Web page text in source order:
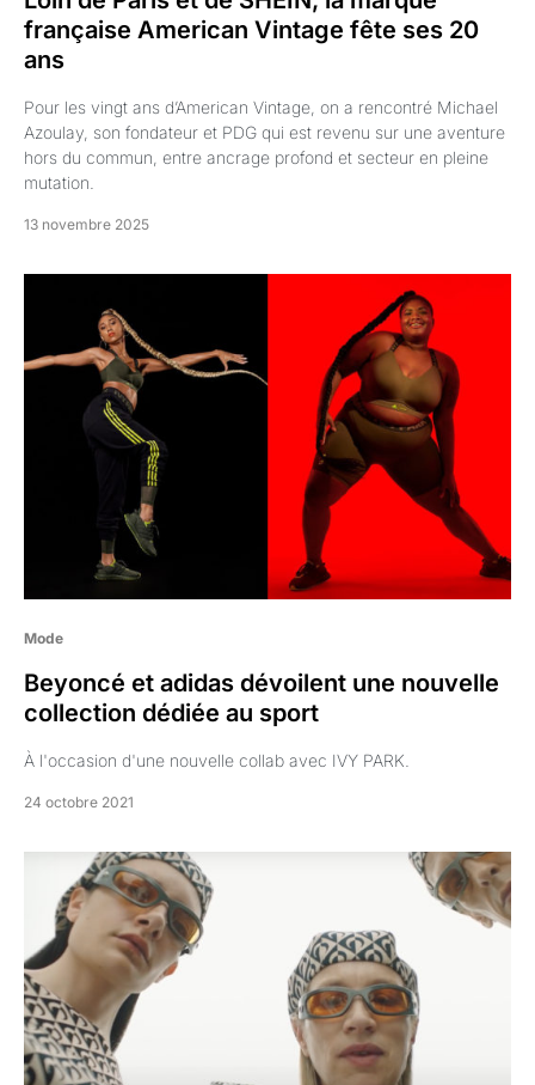
française American Vintage fête ses 20
ans
Pour les vingt ans d’American Vintage, on a rencontré Michael
Azoulay, son fondateur et PDG qui est revenu sur une aventure
hors du commun, entre ancrage profond et secteur en pleine
mutation.
13 novembre 2025
Mode
Beyoncé et adidas dévoilent une nouvelle
collection dédiée au sport
À l'occasion d'une nouvelle collab avec IVY PARK.
24 octobre 2021